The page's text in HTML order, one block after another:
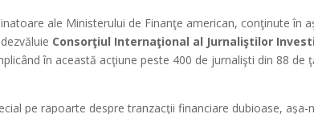
ale Ministerului de Finanţe american, conţinute în
Consorţiul Internaţional al Jurnaliştilor
în această acţiune peste 400 de jurnalişti din 88 de
pe rapoarte despre tranzacţii financiare dubioase, aşa-